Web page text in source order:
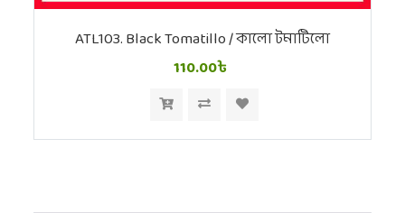
ATL103. Black Tomatillo / কালো টমাটিলো
110.00৳